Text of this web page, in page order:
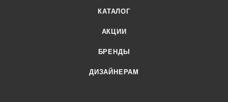
КАТАЛОГ
АКЦИИ
БРЕНДЫ
ДИЗАЙНЕРАМ